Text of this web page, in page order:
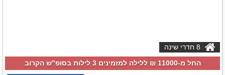
החל מ-‏11000 ₪ ללילה למזמינים 3 לילות בסופ"ש הקרוב